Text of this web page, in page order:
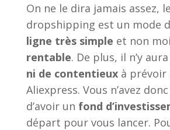
On ne le dira jamais assez, le
dropshipping est un mode
ligne très simple et non
rentable. De plus, il n’y aura
ni de contentieuxà prévoir
Aliexpress. Vous n’avez
d’avoir un fond
départ pour vous lancer.